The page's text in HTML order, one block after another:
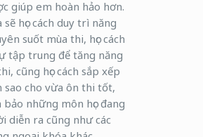
giúp em hoàn hảo hơn.
sẽ học cách duy trì năng
suốt mùa thi, học cách
tập trung để tăng năng
cũng học cách sắp xếp
sao cho vừa ôn thi tốt,
những môn học đang
diễn ra cũng như các